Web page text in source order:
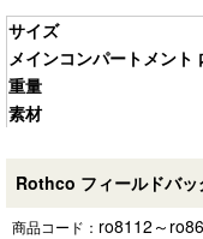
サイズ
メインコンパートメント
重量
素材
Rothco フィールドバ
商品コード： ro8112～